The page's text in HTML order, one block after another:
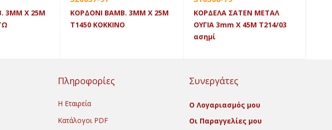
X 25M
ΚΟΡΔΟΝΙ ΒΑΜΒ. 3MM X 25M
Τ1450 ΚΟΚΚΙΝΟ
ΚΟΡΔΕΛΑ ΣΑΤΕΝ ΜΕΤΑΛ
ΟΥΓΙΑ 3mm X 45Μ Τ214/03
ασημί
Πληροφορίες
Η Εταιρεία
Κατάλογοι PDF
Συνεργάτες
Ο Λογαριασμός μου
Οι Παραγγελίες μου